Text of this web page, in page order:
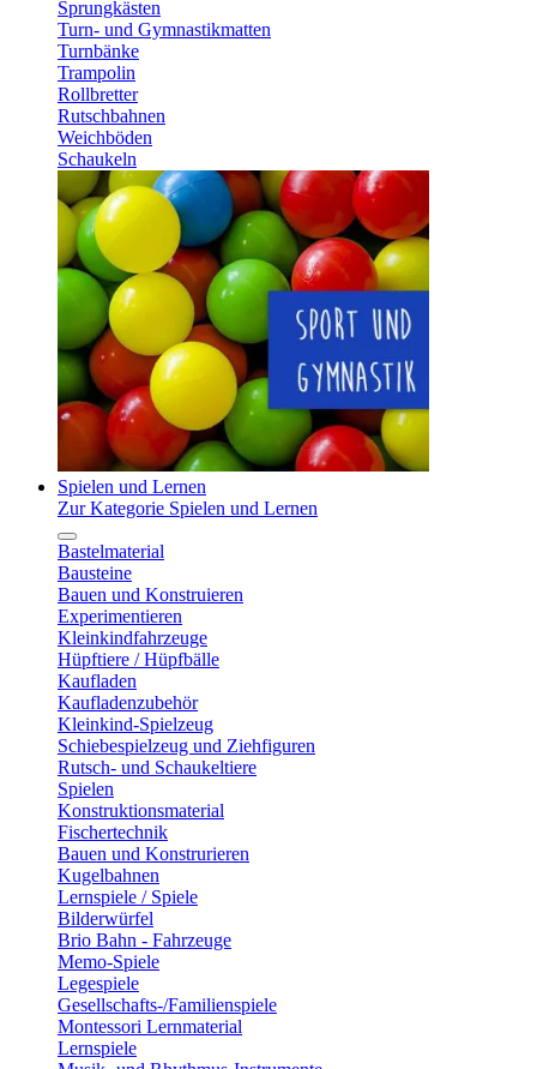
Sprungkästen
Turn- und Gymnastikmatten
Turnbänke
Trampolin
Rollbretter
Rutschbahnen
Weichböden
Schaukeln
Spielen und Lernen
Zur Kategorie Spielen und Lernen
Bastelmaterial
Bausteine
Bauen und Konstruieren
Experimentieren
Kleinkindfahrzeuge
Hüpftiere / Hüpfbälle
Kaufladen
Kaufladenzubehör
Kleinkind-Spielzeug
Schiebespielzeug und Ziehfiguren
Rutsch- und Schaukeltiere
Spielen
Konstruktionsmaterial
Fischertechnik
Bauen und Konstrurieren
Kugelbahnen
Lernspiele / Spiele
Bilderwürfel
Brio Bahn - Fahrzeuge
Memo-Spiele
Legespiele
Gesellschafts-/Familienspiele
Montessori Lernmaterial
Lernspiele